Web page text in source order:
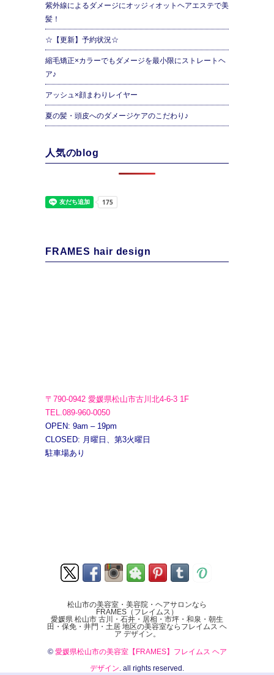
紫外線によるダメージにオッジィオットヘアエステで美
髪！
☆【更新】予約状況☆
縮毛矯正×カラーでもダメージを最小限にストレートヘ
ア♪
アッシュ×顔まわりレイヤー
夏の髪・頭皮へのダメージケアのこだわり♪
人気のblog
FRAMES hair design
〒790-0942 愛媛県松山市古川北4-6-3 1F
TEL.089-960-0050
OPEN: 9am – 19pm
CLOSED: 月曜日、第3火曜日
駐車場あり
松山市の美容室・美容院・ヘアサロンなら
FRAMES（フレイムス）
愛媛県 松山市 古川・石井・居相・市坪・和泉・朝生
田・保免・井門・土居 地区の美容室ならフレイムス ヘ
ア デザイン。
© 愛媛県松山市の美容室【FRAMES】フレイムス ヘア
デザイン. all rights reserved.